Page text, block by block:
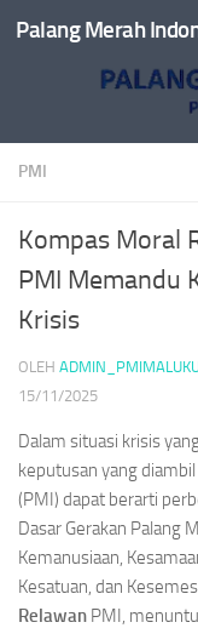
Skip to content
Palang Merah
PMI
Kompas Moral
PMI Memandu
Krisis
OLEH
15/11/2025
Dalam situasi krisis
keputusan yang
(PMI) dapat berarti
Dasar Gerakan Palang
Kemanusiaan,
Kesatuan, dan
Relawan PMI,